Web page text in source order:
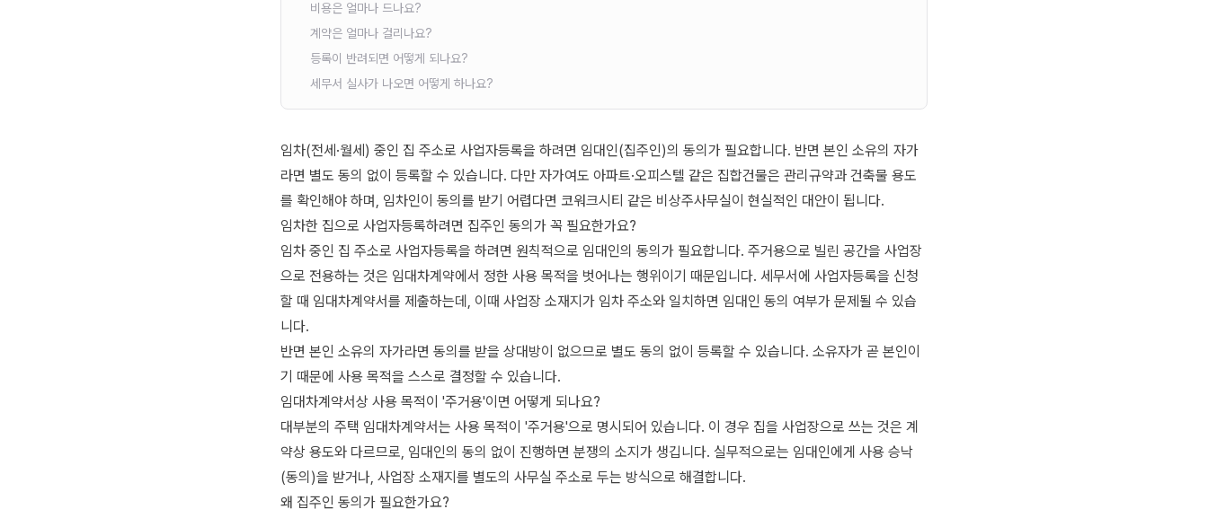
비용은 얼마나 드나요?
계약은 얼마나 걸리나요?
등록이 반려되면 어떻게 되나요?
세무서 실사가 나오면 어떻게 하나요?
임차(전세·월세) 중인 집 주소로 사업자등록을 하려면 임대인(집주인)의 동의가 필요합니다. 반면 본인 소유의 자가
라면 별도 동의 없이 등록할 수 있습니다. 다만 자가여도 아파트·오피스텔 같은 집합건물은 관리규약과 건축물 용도
를 확인해야 하며, 임차인이 동의를 받기 어렵다면 코워크시티 같은 비상주사무실이 현실적인 대안이 됩니다.
임차한 집으로 사업자등록하려면 집주인 동의가 꼭 필요한가요?
임차 중인 집 주소로 사업자등록을 하려면 원칙적으로 임대인의 동의가 필요합니다. 주거용으로 빌린 공간을 사업장
으로 전용하는 것은 임대차계약에서 정한 사용 목적을 벗어나는 행위이기 때문입니다. 세무서에 사업자등록을 신청
할 때 임대차계약서를 제출하는데, 이때 사업장 소재지가 임차 주소와 일치하면 임대인 동의 여부가 문제될 수 있습
니다.
반면 본인 소유의 자가라면 동의를 받을 상대방이 없으므로 별도 동의 없이 등록할 수 있습니다. 소유자가 곧 본인이
기 때문에 사용 목적을 스스로 결정할 수 있습니다.
임대차계약서상 사용 목적이 '주거용'이면 어떻게 되나요?
대부분의 주택 임대차계약서는 사용 목적이 '주거용'으로 명시되어 있습니다. 이 경우 집을 사업장으로 쓰는 것은 계
약상 용도와 다르므로, 임대인의 동의 없이 진행하면 분쟁의 소지가 생깁니다. 실무적으로는 임대인에게 사용 승낙
(동의)을 받거나, 사업장 소재지를 별도의 사무실 주소로 두는 방식으로 해결합니다.
왜 집주인 동의가 필요한가요?